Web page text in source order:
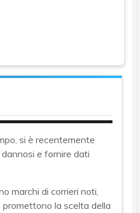
si è recentemente
e fornire dati
marchi di corrieri noti,
promettono la scelta della